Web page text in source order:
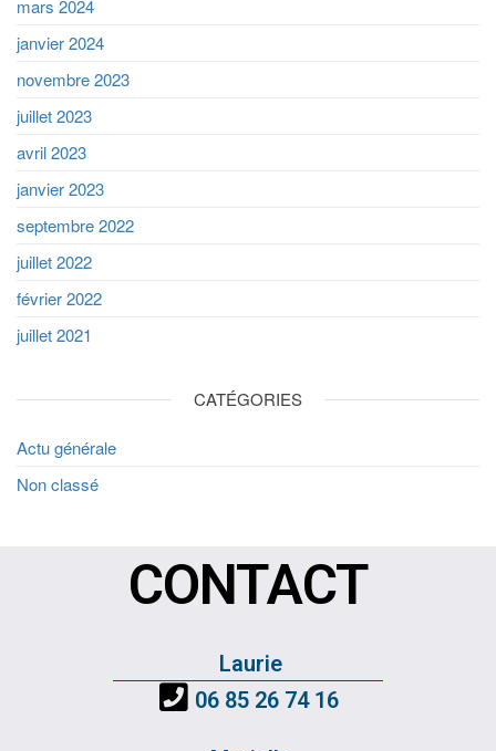
mars 2024
janvier 2024
novembre 2023
juillet 2023
avril 2023
janvier 2023
septembre 2022
juillet 2022
février 2022
juillet 2021
CATÉGORIES
Actu générale
Non classé
CONTACT
Laurie
06 85 26 74 16